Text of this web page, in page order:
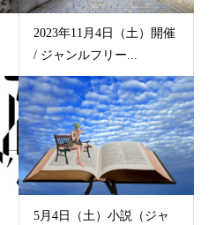
2023年11月4日（土）開催
/ ジャンルフリー...
5月4日（土）小説（ジャ